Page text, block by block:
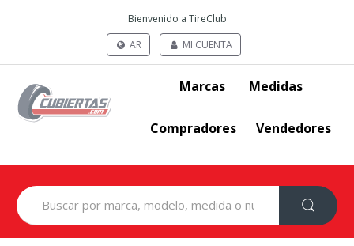
Bienvenido a TireClub
AR
MI CUENTA
Marcas Medidas
Compradores Vendedores
Search
for: